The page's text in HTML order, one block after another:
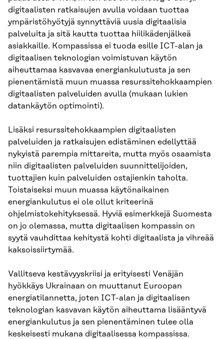
digitaalisten ratkaisujen avulla voidaan tuottaa
ympäristöhyötyjä synnyttäviä uusia digitaalisia
palveluita ja sitä kautta tuottaa hiilikädenjälkeä
asiakkaille. Kompassissa ei tuoda esille ICT-alan ja
digitaalisen teknologian voimistuvan käytön
aiheuttamaa kasvavaa energiankulutusta ja sen
pienentämistä muun muassa resurssitehokkaampien
digitaalisten palveluiden avulla (mukaan lukien
datankäytön optimointi).
Lisäksi resurssitehokkaampien digitaalisten
palveluiden ja ratkaisujen edistäminen edellyttää
nykyistä parempia mittareita, mutta myös osaamista
niin digitaalisten palveluiden suunnittelijoiden,
tuottajien kuin palveluiden ostajienkin taholta.
Toistaiseksi muun muassa käytönaikainen
energiankulutus ei ole ollut kriteerinä
ohjelmistokehityksessä. Hyviä esimerkkejä Suomesta
on jo olemassa, mutta digitaalisen kompassin on
syytä vauhdittaa kehitystä kohti digitaalista ja vihreää
kaksoissiirtymää.
Vallitseva kestävyyskriisi ja erityisesti Venäjän
hyökkäys Ukrainaan on muuttanut Euroopan
energiatilannetta, joten ICT-alan ja digitaalisen
teknologian kasvavan käytön aiheuttama lisääntyvä
energiankulutus ja sen pienentäminen tulee olla
keskeisesti mukana digitaalisessa kompassissa.